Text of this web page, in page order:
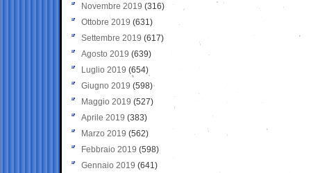
Novembre 2019 (316)
Ottobre 2019 (631)
Settembre 2019 (617)
Agosto 2019 (639)
Luglio 2019 (654)
Giugno 2019 (598)
Maggio 2019 (527)
Aprile 2019 (383)
Marzo 2019 (562)
Febbraio 2019 (598)
Gennaio 2019 (641)